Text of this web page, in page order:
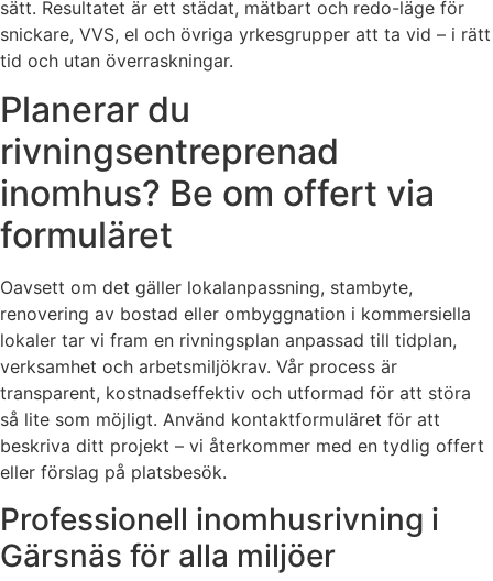
sätt. Resultatet är ett städat, mätbart och redo-läge för
snickare, VVS, el och övriga yrkesgrupper att ta vid – i rätt
tid och utan överraskningar.
Planerar du
rivningsentreprenad
inomhus? Be om offert via
formuläret
Oavsett om det gäller lokalanpassning, stambyte,
renovering av bostad eller ombyggnation i kommersiella
lokaler tar vi fram en rivningsplan anpassad till tidplan,
verksamhet och arbetsmiljökrav. Vår process är
transparent, kostnadseffektiv och utformad för att störa
så lite som möjligt. Använd kontaktformuläret för att
beskriva ditt projekt – vi återkommer med en tydlig offert
eller förslag på platsbesök.
Professionell inomhusrivning i
Gärsnäs för alla miljöer